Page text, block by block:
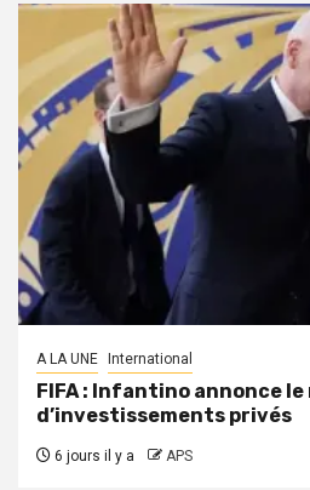
A LA UNE International
FIFA : Infantino annonce
d’investissements privés
6 jours il y a APS